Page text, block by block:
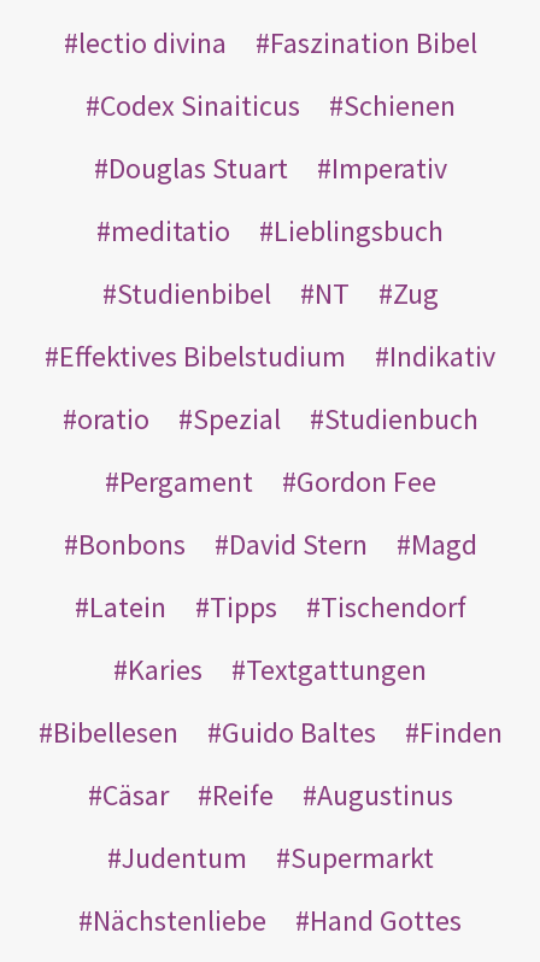
lectio divina
Faszination Bibel
Codex Sinaiticus
Schienen
Douglas Stuart
Imperativ
meditatio
Lieblingsbuch
Studienbibel
NT
Zug
Effektives Bibelstudium
Indikativ
oratio
Spezial
Studienbuch
Pergament
Gordon Fee
Bonbons
David Stern
Magd
Latein
Tipps
Tischendorf
Karies
Textgattungen
Bibellesen
Guido Baltes
Finden
Cäsar
Reife
Augustinus
Judentum
Supermarkt
Nächstenliebe
Hand Gottes